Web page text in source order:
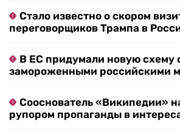
Стало известно о скором
переговорщиков Трампа в
В ЕС придумали новую схему
замороженными российскими
Сооснователь «Википедии»
рупором пропаганды в